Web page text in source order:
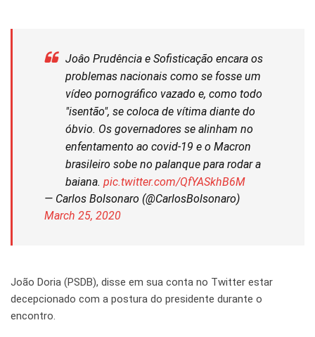
Joâo Prudência e Sofisticação encara os
problemas nacionais como se fosse um
vídeo pornográfico vazado e, como todo
"isentão", se coloca de vítima diante do
óbvio. Os governadores se alinham no
enfentamento ao covid-19 e o Macron
brasileiro sobe no palanque para rodar a
baiana. pic.twitter.com/QfYASkhB6M
— Carlos Bolsonaro (@CarlosBolsonaro)
March 25, 2020
João Doria (PSDB), disse em sua conta no Twitter estar
decepcionado com a postura do presidente durante o
encontro.